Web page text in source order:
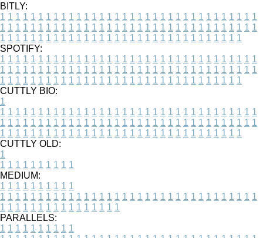
BITLY:
1 1 1 1 1 1 1 1 1 1 1 1 1 1 1 1 1 1 1 1 1 1 1 1 1 1 1 1 1 1 1 1 1 1
1 1 1 1 1 1 1 1 1 1 1 1 1 1 1 1 1 1 1 1 1 1 1 1 1 1 1 1 1 1 1 1 1 1
1 1 1 1 1 1 1 1 1 1 1 1 1 1 1 1 1 1 1 1 1 1 1 1 1 1 1 1 1 1 1 1
SPOTIFY:
1 1 1 1 1 1 1 1 1 1 1 1 1 1 1 1 1 1 1 1 1 1 1 1 1 1 1 1 1 1 1 1 1 1
1 1 1 1 1 1 1 1 1 1 1 1 1 1 1 1 1 1 1 1 1 1 1 1 1 1 1 1 1 1 1 1 1 1
1 1 1 1 1 1 1 1 1 1 1 1 1 1 1 1 1 1 1 1 1 1 1 1 1 1 1 1 1 1 1 1
CUTTLY BIO:
1
1 1 1 1 1 1 1 1 1 1 1 1 1 1 1 1 1 1 1 1 1 1 1 1 1 1 1 1 1 1 1 1 1 1
1 1 1 1 1 1 1 1 1 1 1 1 1 1 1 1 1 1 1 1 1 1 1 1 1 1 1 1 1 1 1 1 1 1
1 1 1 1 1 1 1 1 1 1 1 1 1 1 1 1 1 1 1 1 1 1 1 1 1 1 1 1 1 1 1 1
CUTTLY OLD:
1
1 1 1 1 1 1 1 1 1 1
MEDIUM:
1 1 1 1 1 1 1 1 1 1
1 1 1 1 1 1 1 1 1 1 1 1 1 1 1 1 1 1 1 1 1 1 1 1 1 1 1 1 1 1 1 1 1 1
1 1 1 1 1 1 1 1 1 1 1 1 1 1 1 1
PARALLELS:
1 1 1 1 1 1 1 1 1 1